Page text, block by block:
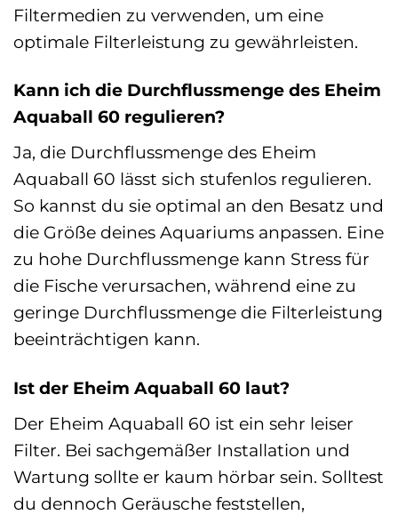
Filtermedien zu verwenden, um eine
optimale Filterleistung zu gewährleisten.
Kann ich die Durchflussmenge des Eheim
Aquaball 60 regulieren?
Ja, die Durchflussmenge des Eheim
Aquaball 60 lässt sich stufenlos regulieren.
So kannst du sie optimal an den Besatz und
die Größe deines Aquariums anpassen. Eine
zu hohe Durchflussmenge kann Stress für
die Fische verursachen, während eine zu
geringe Durchflussmenge die Filterleistung
beeinträchtigen kann.
Ist der Eheim Aquaball 60 laut?
Der Eheim Aquaball 60 ist ein sehr leiser
Filter. Bei sachgemäßer Installation und
Wartung sollte er kaum hörbar sein. Solltest
du dennoch Geräusche feststellen,